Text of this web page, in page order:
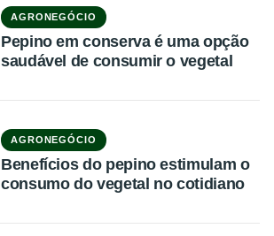
AGRONEGÓCIO
Pepino em conserva é uma opção
saudável de consumir o vegetal
AGRONEGÓCIO
Benefícios do pepino estimulam o
consumo do vegetal no cotidiano